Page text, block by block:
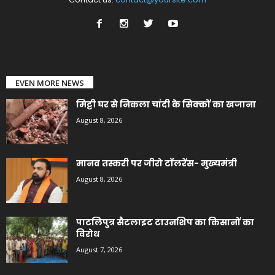
EVEN MORE NEWS
मिट्टी घर से निकला चांदी के सिक्कों का खजाना
August 8, 2026
मानव तस्करी पर जीरो टॉलरेंस- मुख्यमंत्री
August 8, 2026
पाटलिपुत्र सैटलाइट टाउनशिप का किसानों का
विरोध
August 7, 2026